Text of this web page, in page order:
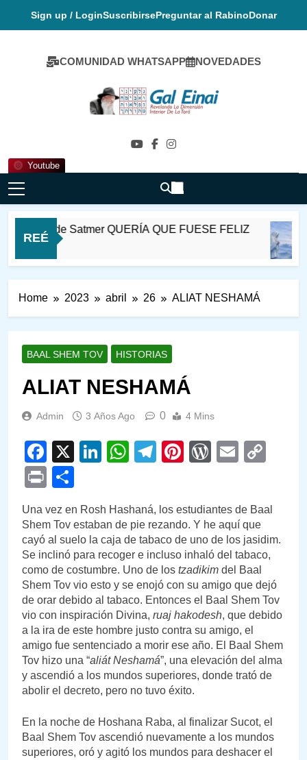
Sign up / LoginSuscribirsePreguntar al RabinoDonar
COMUNIDAD WHATSAPP NOVEDADES
Youtube
Gal Einai En
REÉ
Ioel de Satmer QUERÍA QUE FUESE FELIZ
Home 2023 abril 26 ALIAT NESHAMÁ
BAAL SHEM TOV HISTORIAS
ALIAT NESHAMÁ
Admin 3 Años Ago 0 4 Mins
Facebook
X LinkedIn
WhatsApp
Telegram
PinterestEmail
Print
Una vez en Rosh Hashaná, los estudiantes de Baal
Shem Tov estaban de pie rezando. Y he aquí que
cayó al suelo la caja de tabaco de uno de los jasidim.
Se inclinó para recoger e incluso inhaló del tabaco,
como de costumbre. Uno de los tzadikim del Baal
Shem Tov vio esto y se enojó con su amigo que dejó
de orar debido al tabaco. Entonces el Baal Shem Tov
vio con inspiración Divina, ruaj hakodesh, que debido
a la ira de este hombre justo contra su amigo, el
amigo fue sentenciado a morir ese año. El Baal Shem
Tov hizo una “aliát Neshamá”, una elevación del alma
y ascendió a los mundos superiores, donde trató de
abolir el decreto, pero no tuvo éxito.
En la noche de Hoshana Raba, al finalizar Sucot, el
Baal Shem Tov ascendió nuevamente a los mundos
superiores, oró y agitó los mundos para deshacer el